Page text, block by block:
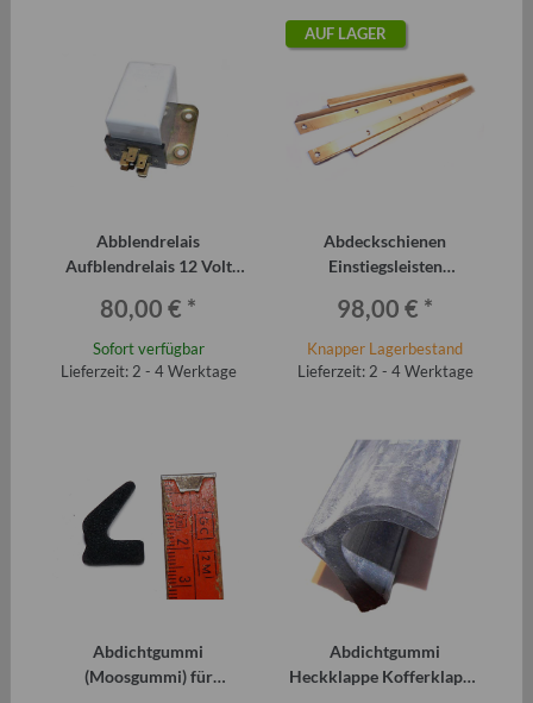
Abblendrelais
Aufblendrelais 12 Volt
IFA original
80,00 € *
Sofort verfügbar
Lieferzeit: 2 - 4 Werktage
AUF LAGER
Abdeckschienen
Einstiegsleisten
und T1.1 (Paar)
98,00 € *
Knapper Lagerbestand
Lieferzeit: 2 - 4 Werktage
Abdichtgummi
(Moosgummi) für
Abdichtgummi
Heckklappe Kofferklappe